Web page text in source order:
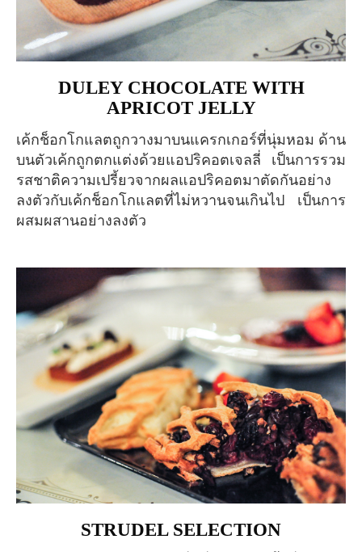
DULEY CHOCOLATE WITH
APRICOT JELLY
เค้กช็อกโกแลตถูกวางมาบนแครกเกอร์ที่นุ่มหอม ด้าน
บนตัวเค้กถูกตกแต่งด้วยแอปริคอตเจลลี่ เป็นการรวม
รสชาติความเปรี้ยวจากผลแอปริคอตมาตัดกันอย่าง
ลงตัวกับเค้กช็อกโกแลตที่ไม่หวานจนเกินไป เป็นการ
ผสมผสานอย่างลงตัว
STRUDEL SELECTION